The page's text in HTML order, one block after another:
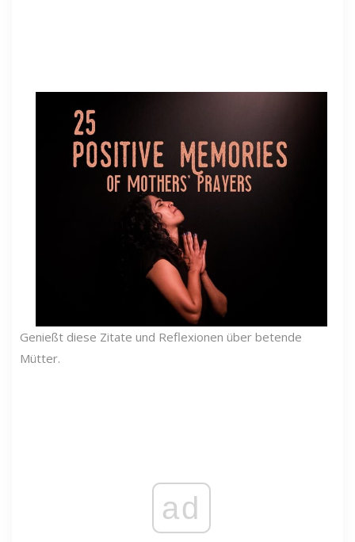
Genießt diese Zitate und Reflexionen über betende
Mütter.
ad